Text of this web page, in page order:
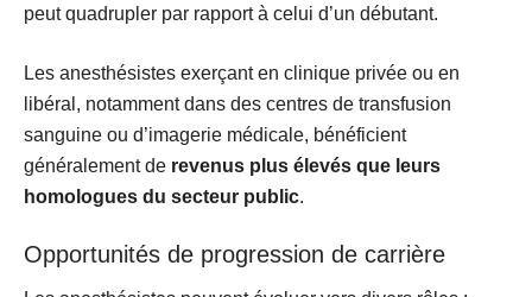
peut quadrupler par rapport à celui d’un débutant.
Les anesthésistes exerçant en clinique privée ou en
libéral, notamment dans des centres de transfusion
sanguine ou d’imagerie médicale, bénéficient
généralement de revenus plus élevés que leurs
homologues du secteur public.
Opportunités de progression de carrière